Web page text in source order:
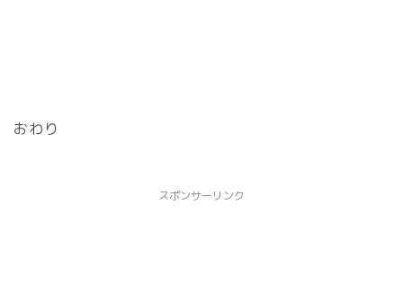
おわり
スポンサーリンク